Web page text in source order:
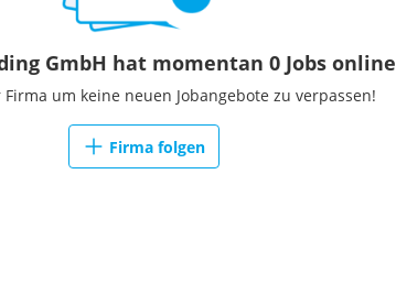
GmbH hat momentan 0 Jobs online
Firma um keine neuen Jobangebote zu verpassen!
Firma folgen